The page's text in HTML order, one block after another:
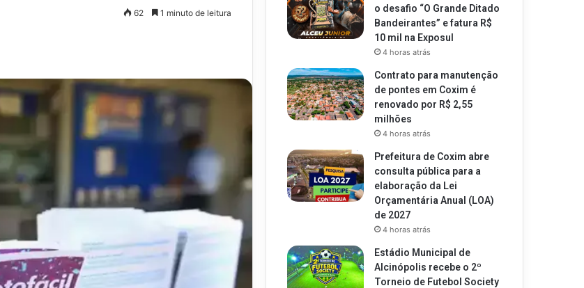
62 1 minuto de leitura
o desafio “O Grande Ditado
Bandeirantes” e fatura R$
10 mil na Exposul
4 horas atrás
Contrato para manutenção
de pontes em Coxim é
renovado por R$ 2,55
milhões
4 horas atrás
Prefeitura de Coxim abre
consulta pública para a
elaboração da Lei
Orçamentária Anual (LOA)
de 2027
4 horas atrás
Estádio Municipal de
Alcinópolis recebe o 2º
Torneio de Futebol Society